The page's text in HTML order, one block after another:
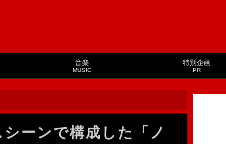
音楽
MUSIC
特別企画
PR
ーンで構成した「ノ